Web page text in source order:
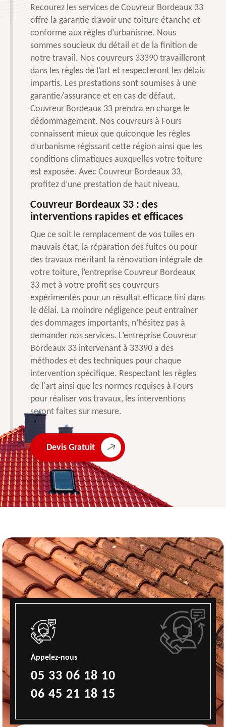
Recourez les services de Couvreur Bordeaux 33
offre la garantie d’avoir une toiture étanche et
conforme aux règles d’urbanisme. Nous
sommes soucieux du détail et de la finition de
notre travail. Nos couvreurs 33390 travailleront
dans les règles de l’art et respecteront les délais
impartis. Les prestations sont soumises à une
garantie/assurance et en cas de défaut,
Couvreur Bordeaux 33 prendra en charge le
dédommagement. Nos couvreurs à Fours
connaissent mieux que quiconque les règles
d’urbanisme régissant cette région ainsi que les
conditions climatiques auxquelles votre toiture
est exposée. Avec Couvreur Bordeaux 33,
profitez d’une prestation de haut niveau.
Couvreur Bordeaux 33 : des
interventions rapides et efficaces
Que ce soit le remplacement de vos tuiles en
mauvais état, la réparation des fuites ou pour
des travaux méritant la rénovation intégrale de
votre toiture, l’entreprise Couvreur Bordeaux
33 met à votre profit ses couvreurs
expérimentés pour un résultat efficace fini dans
le délai. La moindre négligence peut entraîner
des dommages importants, n’hésitez pas à
demander nos services. L’entreprise Couvreur
Bordeaux 33 intervenant à 33390 a des
méthodes et des techniques pour chaque
intervention spécifique. Respectant les règles
de l'art ainsi que les normes requises à Fours
pour réaliser vos travaux, les interventions
seront faites sur mesure.
Devis Gratuit
Appelez-nous
05 33 06 18 10
06 45 21 18 15